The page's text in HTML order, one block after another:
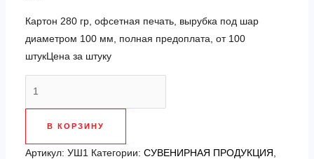
Картон 280 гр, офсетная печать, вырубка под шар
диаметром 100 мм, полная предоплата, от 100
штукЦена за штуку
новогодние
В КОРЗИНУ
Артикул: УШ1 Категории: СУВЕНИРНАЯ ПРОДУКЦИЯ